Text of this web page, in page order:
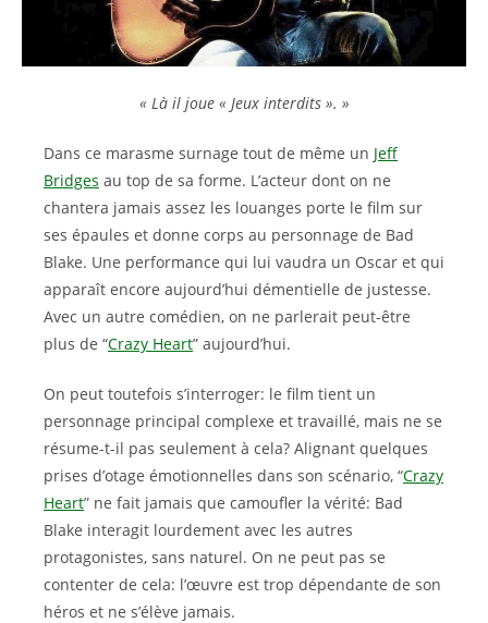
« Là il joue « Jeux interdits ». »
Dans ce marasme surnage tout de même un Jeff
Bridges au top de sa forme. L’acteur dont on ne
chantera jamais assez les louanges porte le film sur
ses épaules et donne corps au personnage de Bad
Blake. Une performance qui lui vaudra un Oscar et qui
apparaît encore aujourd’hui démentielle de justesse.
Avec un autre comédien, on ne parlerait peut-être
plus de “Crazy Heart” aujourd’hui.
On peut toutefois s’interroger: le film tient un
personnage principal complexe et travaillé, mais ne se
résume-t-il pas seulement à cela? Alignant quelques
prises d’otage émotionnelles dans son scénario, “Crazy
Heart” ne fait jamais que camoufler la vérité: Bad
Blake interagit lourdement avec les autres
protagonistes, sans naturel. On ne peut pas se
contenter de cela: l’œuvre est trop dépendante de son
héros et ne s’élève jamais.